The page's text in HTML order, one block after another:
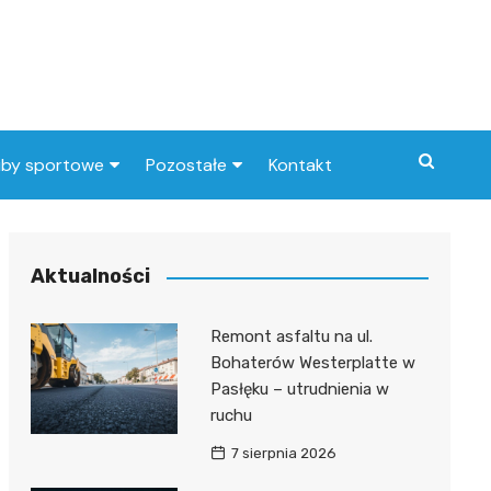
sportowe
piłkarski
Pozostałe Kontakt
Aktualności
Remont asfaltu na ul.
Bohaterów Westerplatte w
Pasłęku – utrudnienia w
ruchu
7 sierpnia 2026